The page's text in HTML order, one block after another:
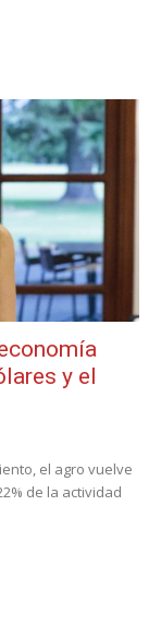
y el
el agro vuelve
de la actividad